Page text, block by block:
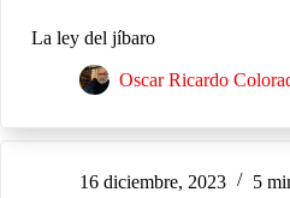
La ley del jíbaro
Oscar Ricardo
16 diciembre, 2023 5